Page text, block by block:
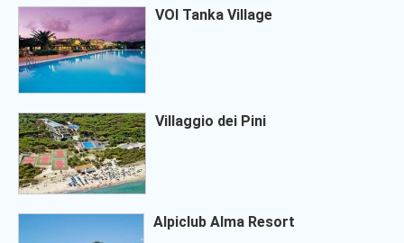
VOI Tanka Village
Villaggio dei Pini
Alpiclub Alma Resort